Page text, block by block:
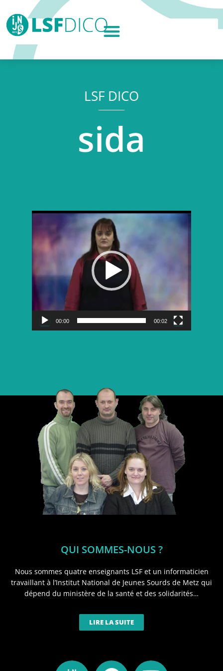
LSF DICO
sida
Lecteur
vidéo
00:00 00:02
QUI SOMMES-NOUS ?
Nous sommes quatre enseignants LSF et un informaticien
travaillant à l’Institut National de Jeunes Sourds de Metz qui
dépend du ministère de la santé et des solidarités…
LIRE LA SUITE